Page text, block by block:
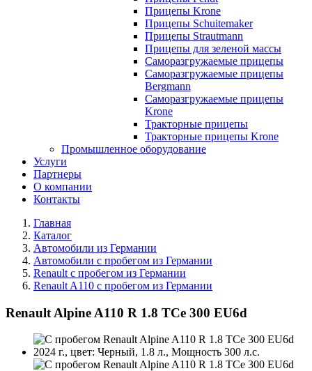
Прицепы Krone
Прицепы Schuitemaker
Прицепы Strautmann
Прицепы для зеленой массы
Саморазгружаемые прицепы
Саморазгружаемые прицепы
Bergmann
Саморазгружаемые прицепы
Krone
Тракторные прицепы
Тракторные прицепы Krone
Промышленное оборудование
Услуги
Партнеры
О компании
Контакты
Главная
Каталог
Автомобили из Германии
Автомобили с пробегом из Германии
Renault с пробегом из Германии
Renault A110 с пробегом из Германии
Renault Alpine A110 R 1.8 TCe 300 EU6d